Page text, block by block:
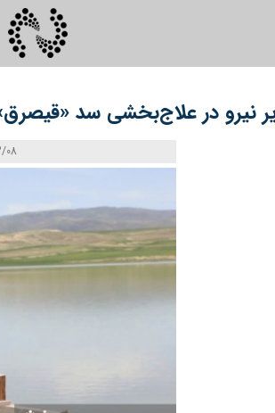
نیرو در علاج‌بخشی سد
1405/03/